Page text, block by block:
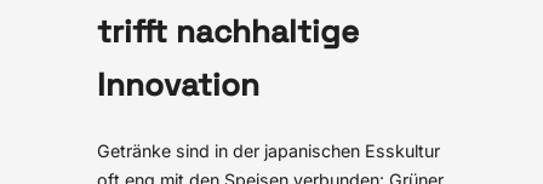
trifft nachhaltige
Innovation
Getränke sind in der japanischen Esskultur